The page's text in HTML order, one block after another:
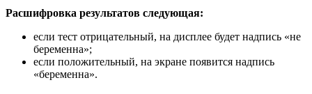
Расшифровка результатов следующая:
если тест отрицательный, на дисплее будет надпись «не
беременна»;
если положительный, на экране появится надпись
«беременна».